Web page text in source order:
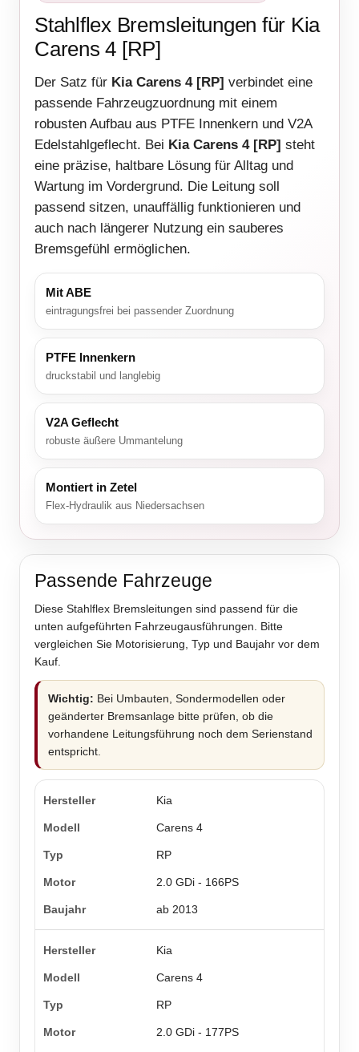
Stahlflex Bremsleitungen für Kia
Carens 4 [RP]
Der Satz für Kia Carens 4 [RP] verbindet eine
passende Fahrzeugzuordnung mit einem
robusten Aufbau aus PTFE Innenkern und V2A
Edelstahlgeflecht. Bei Kia Carens 4 [RP] steht
eine präzise, haltbare Lösung für Alltag und
Wartung im Vordergrund. Die Leitung soll
passend sitzen, unauffällig funktionieren und
auch nach längerer Nutzung ein sauberes
Bremsgefühl ermöglichen.
Mit ABE
eintragungsfrei bei passender Zuordnung
PTFE Innenkern
druckstabil und langlebig
V2A Geflecht
robuste äußere Ummantelung
Montiert in Zetel
Flex-Hydraulik aus Niedersachsen
Passende Fahrzeuge
Diese Stahlflex Bremsleitungen sind passend für die
unten aufgeführten Fahrzeugausführungen. Bitte
vergleichen Sie Motorisierung, Typ und Baujahr vor dem
Kauf.
Wichtig: Bei Umbauten, Sondermodellen oder
geänderter Bremsanlage bitte prüfen, ob die
vorhandene Leitungsführung noch dem Serienstand
entspricht.
Kia
Carens 4
RP
2.0 GDi - 166PS
ab 2013
Kia
Carens 4
RP
2.0 GDi - 177PS